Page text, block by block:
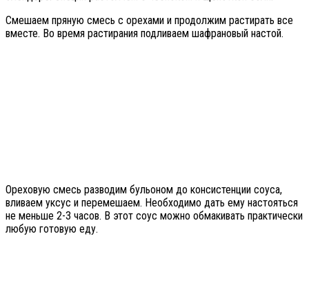
Смешаем пряную смесь с орехами и продолжим растирать все
вместе. Во время растирания подливаем шафрановый настой.
Ореховую смесь разводим бульоном до консистенции соуса,
вливаем уксус и перемешаем. Необходимо дать ему настояться
не меньше 2-3 часов. В этот соус можно обмакивать практически
любую готовую еду.